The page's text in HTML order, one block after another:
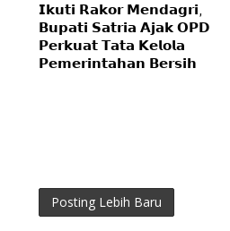
𝗜𝗸𝘂𝘁𝗶 𝗥𝗮𝗸𝗼𝗿 𝗠𝗲𝗻𝗱𝗮𝗴𝗿𝗶,
𝗕𝘂𝗽𝗮𝘁𝗶 𝗦𝗮𝘁𝗿𝗶𝗮 𝗔𝗷𝗮𝗸 𝗢𝗣𝗗
𝗣𝗲𝗿𝗸𝘂𝗮𝘁 𝗧𝗮𝘁𝗮 𝗞𝗲𝗹𝗼𝗹𝗮
𝗣𝗲𝗺𝗲𝗿𝗶𝗻𝘁𝗮𝗵𝗮𝗻 𝗕𝗲𝗿𝘀𝗶𝗵
Posting Lebih Baru